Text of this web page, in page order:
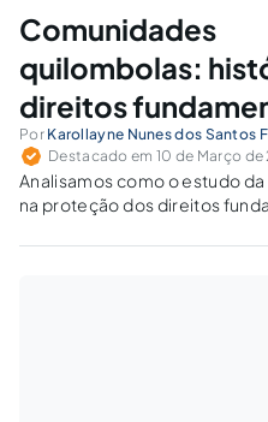
popular nos processos
educação.
Comunidades
quilombolas:
direitos
Por Karollayne Nunes dos Santos
Destacado em 10 de Março de
Analisamos como o estudo
na proteção dos direitos
consideração de aspectos